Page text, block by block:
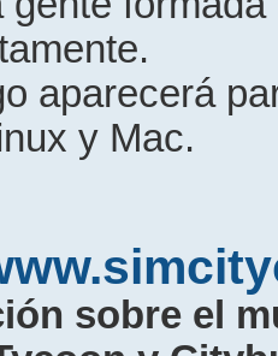
aparecerá
y Mac.
sobre el